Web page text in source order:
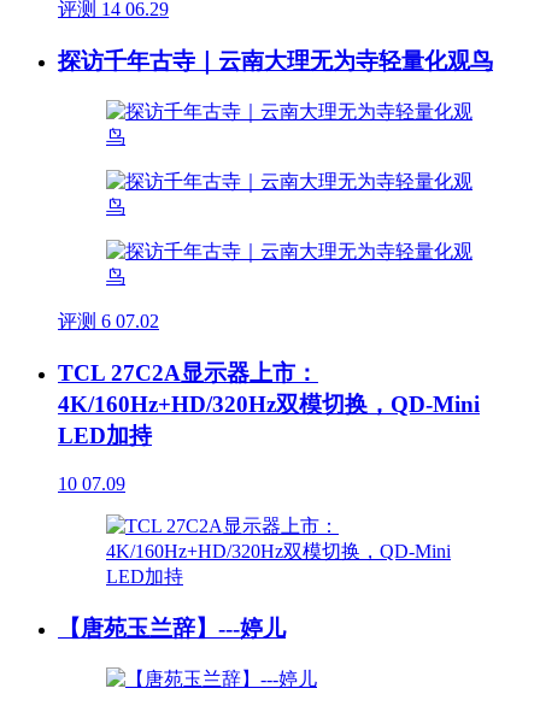
评测 14 06.29
探访千年古寺｜云南大理无为寺轻量化观鸟
评测 6 07.02
TCL 27C2A显示器上市：
4K/160Hz+HD/320Hz双模切换，QD-Mini
LED加持
10 07.09
【唐苑玉兰辞】---婷儿